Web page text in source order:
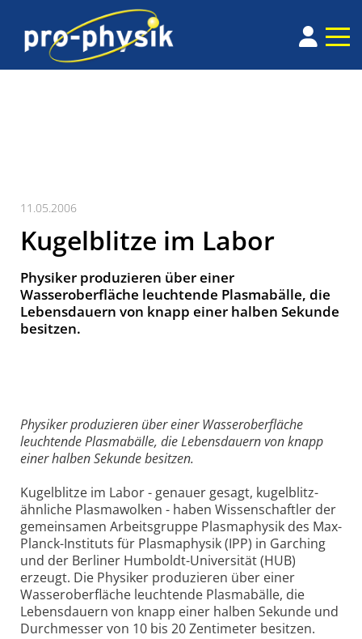
11.05.2006
Kugelblitze im Labor
Physiker produzieren über einer
Wasseroberfläche leuchtende Plasmabälle, die
Lebensdauern von knapp einer halben Sekunde
besitzen.
Physiker produzieren über einer Wasseroberfläche
leuchtende Plasmabälle, die Lebensdauern von knapp
einer halben Sekunde besitzen.
Kugelblitze im Labor - genauer gesagt, kugelblitz-
ähnliche Plasmawolken - haben Wissenschaftler der
gemeinsamen Arbeitsgruppe Plasmaphysik des Max-
Planck-Instituts für Plasmaphysik (IPP) in Garching
und der Berliner Humboldt-Universität (HUB)
erzeugt. Die Physiker produzieren über einer
Wasseroberfläche leuchtende Plasmabälle, die
Lebensdauern von knapp einer halben Sekunde und
Durchmesser von 10 bis 20 Zentimeter besitzen.